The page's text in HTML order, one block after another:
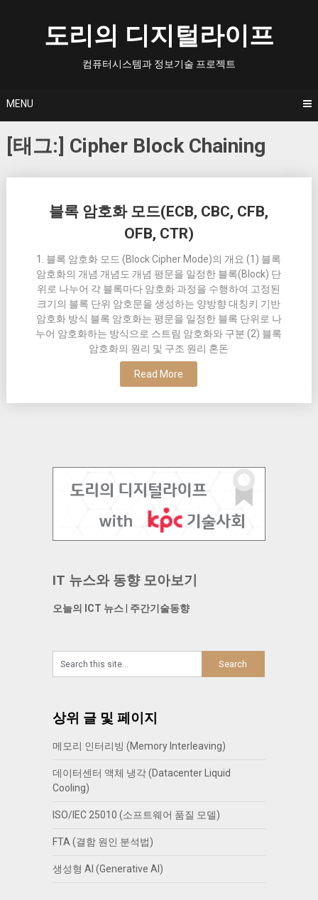
도리의 디지털라이프
컴퓨터시스템과 정보기술 프로젝트
MENU
[태그:] Cipher Block Chaining
블록 암호화 모드(ECB, CBC, CFB,
OFB, CTR)
1. 블록 암호화 모드 (Block Cipher Mode)의 개요 (1) 블록
암호화의 개념 개념도 개념 평문을 일정한 블록(Block) 단
위로 나누어 각 블록마다 암호화 과정을 수행하여 고정된
크기의 블록 단위 암호문을 생성하는 양방향 대칭키 기반
암호화 방식 블록 암호화는 평문을 일정한 블록 단위로 나
누어 암호화하는 방식으로 스트림 암호화와 구분 (2) 블록
암호화의 원리 및 구조 원리 혼돈
Read More
navigation
IT 뉴스와 동향 모아보기
오늘의 ICT 뉴스| 주간기술동향
상위 글 및 페이지
메모리 인터리빙 (Memory Interleaving)
데이터센터 액체 냉각 (Datacenter Liquid
Cooling)
ISO/IEC 25010 (소프트웨어 품질 모델)
FTA (결함 원인 분석법)
생성형 AI (Generative AI)